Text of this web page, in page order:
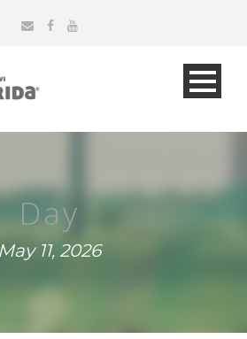
Day
May 11, 2026